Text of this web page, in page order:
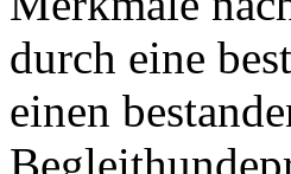
durch eine
einen